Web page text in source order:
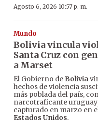
Agosto 6, 2026 10:57 p. m.
Mundo
Bolivia vincula
Santa Cruz con
a Marset
El Gobierno de Bolivia
hechos de violencia
más poblada del país,
narcotraficante
capturado en marzo en
Estados Unidos.